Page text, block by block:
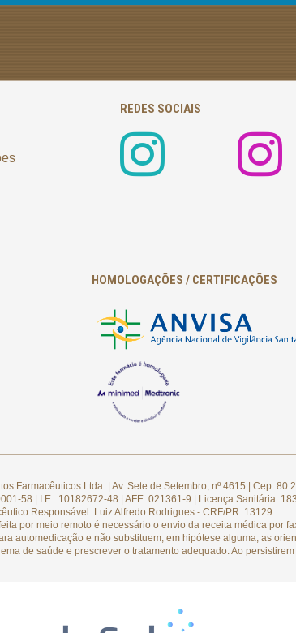
REDES SOCIAIS
HOMOLOGAÇÕES / CERTIFICAÇÕES
Farmacêuticos Ltda. | Av. Sete de Setembro, nº 4615 | Cep:
58 | I.E.: 10182672-48 | AFE: 021361-9 | Licença Sanitária:
Responsável: Luiz Alfredo Rodrigues - CRF/PR: 13129
por meio remoto é necessário o envio da receita médica por
automedicação e não substituem, em hipótese alguma, as
de saúde e prescrever o tratamento adequado. Ao